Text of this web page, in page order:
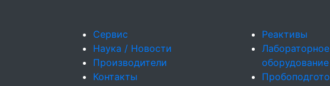
Сервис
Наука / Новости
Производители
Контакты
Реактивы
Лабораторное
оборудование